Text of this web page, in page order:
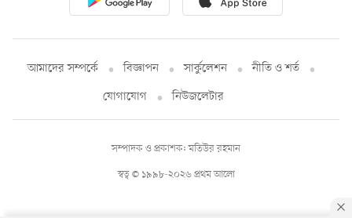
আমাদের সম্পর্কে বিজ্ঞাপন সার্কুলেশন
নীতি ও শর্ত
যোগাযোগ
নিউজলেটার
স্বত্ব © ১৯৯৮-২০২৬ প্রথম আলো
সম্পাদক ও প্রকাশক: মতিউর রহমান